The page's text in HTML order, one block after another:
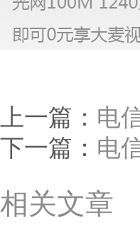
上一篇： 电
下一篇： 电
相关文章